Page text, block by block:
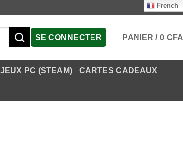
SE CONNECTER PANIER /0 CFA
JEUX PC (STEAM) CARTES CADEAUX
French